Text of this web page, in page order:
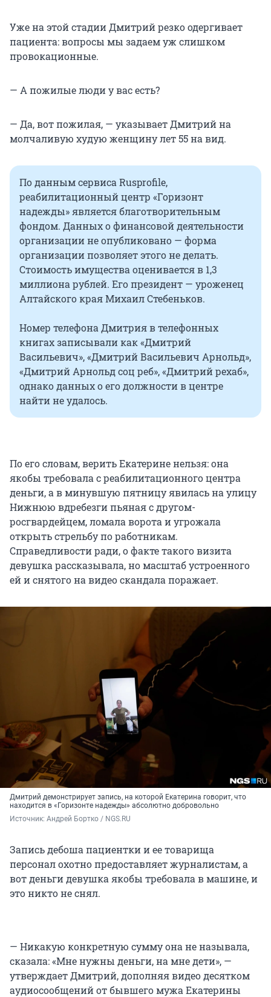
Уже на этой стадии Дмитрий резко одергивает
пациента: вопросы мы задаем уж слишком
провокационные.
— А пожилые люди у вас есть?
— Да, вот пожилая, — указывает Дмитрий на
молчаливую худую женщину лет 55 на вид.
По данным сервиса Rusprofile,
реабилитационный центр «Горизонт
надежды» является благотворительным
фондом. Данных о финансовой деятельности
организации не опубликовано — форма
организации позволяет этого не делать.
Стоимость имущества оценивается в 1,3
миллиона рублей. Его президент — уроженец
Алтайского края Михаил Стебеньков.
Номер телефона Дмитрия в телефонных
книгах записывали как «Дмитрий
Васильевич», «Дмитрий Васильевич Арнольд»,
«Дмитрий Арнольд соц реб», «Дмитрий рехаб»,
однако данных о его должности в центре
найти не удалось.
По его словам, верить Екатерине нельзя: она
якобы требовала с реабилитационного центра
деньги, а в минувшую пятницу явилась на улицу
Нижнюю вдребезги пьяная с другом-
росгвардейцем, ломала ворота и угрожала
открыть стрельбу по работникам.
Справедливости ради, о факте такого визита
девушка рассказывала, но масштаб устроенного
ей и снятого на видео скандала поражает.
Дмитрий демонстрирует запись, на которой Екатерина говорит, что
находится в «Горизонте надежды» абсолютно добровольно
Источник: Андрей Бортко / NGS.RU
Запись дебоша пациентки и ее товарища
персонал охотно предоставляет журналистам, а
вот деньги девушка якобы требовала в машине, и
это никто не снял.
— Никакую конкретную сумму она не называла,
сказала: «Мне нужны деньги, на мне дети», —
утверждает Дмитрий, дополняя видео десятком
аудиосообщений от бывшего мужа Екатерины